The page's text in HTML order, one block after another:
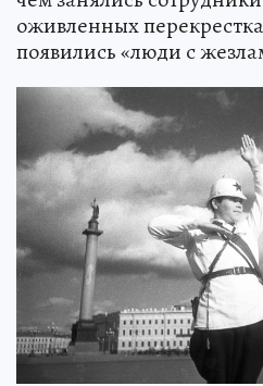
оживленных
появились «люди с